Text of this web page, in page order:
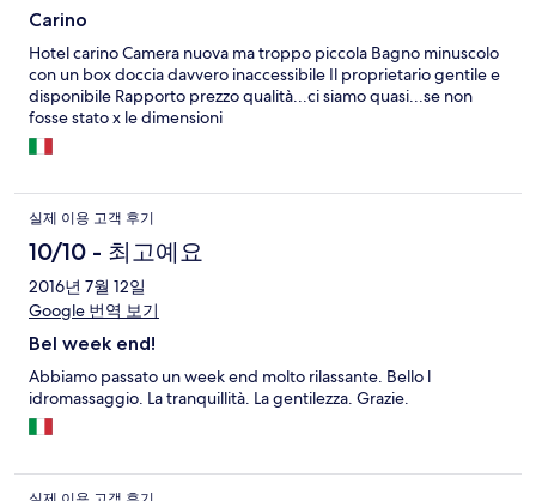
Carino
Hotel carino Camera nuova ma troppo piccola Bagno minuscolo
con un box doccia davvero inaccessibile Il proprietario gentile e
disponibile Rapporto prezzo qualità...ci siamo quasi...se non
fosse stato x le dimensioni
실제 이용 고객 후기
10/10 - 최고예요
2016년 7월 12일
Google 번역 보기
Bel week end!
Abbiamo passato un week end molto rilassante. Bello l
idromassaggio. La tranquillità. La gentilezza. Grazie.